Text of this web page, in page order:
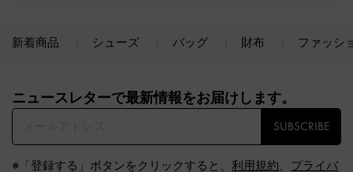
新着商品 シューズ バッグ 財布 ファッシ
ニュースレターで最新情報をお届けします。​
SUBSCRIBE
※「登録する」ボタンをクリックすると、 利用規約、 プライバ